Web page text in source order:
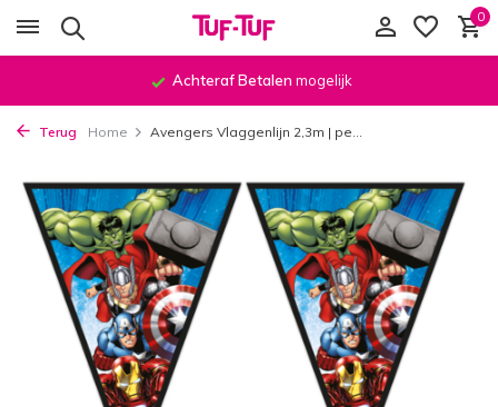
0
Achteraf Betalen mogelijk
Terug Home Avengers Vlaggenlijn 2,3m | pe...